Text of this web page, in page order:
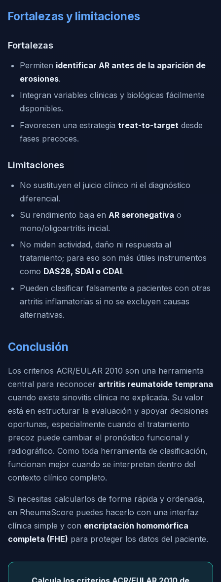
Fortalezas y limitaciones
Fortalezas
Permiten identificar AR antes de la aparición de
erosiones.
Integran variables clínicas y biológicas fácilmente
disponibles.
Favorecen una estrategia treat-to-target desde
fases precoces.
Limitaciones
No sustituyen el juicio clínico ni el diagnóstico
diferencial.
Su rendimiento baja en AR seronegativa o
mono/oligoartritis inicial.
No miden actividad, daño ni respuesta al
tratamiento; para eso son más útiles instrumentos
como DAS28, SDAI o CDAI.
Pueden clasificar falsamente a pacientes con otras
artritis inflamatorias si no se excluyen causas
alternativas.
Conclusión
Los criterios ACR/EULAR 2010 son una herramienta
central para reconocer artritis reumatoide temprana
cuando existe sinovitis clínica no explicada. Su valor
está en estructurar la evaluación y apoyar decisiones
oportunas, especialmente cuando el tratamiento
precoz puede cambiar el pronóstico funcional y
radiográfico. Como toda herramienta de clasificación,
funcionan mejor cuando se interpretan dentro del
contexto clínico completo.
Si necesitas calcularlos de forma rápida y ordenada,
en RheumaScore puedes hacerlo con una interfaz
clínica simple y con encriptación homomórfica
completa (FHE) para proteger los datos del paciente.